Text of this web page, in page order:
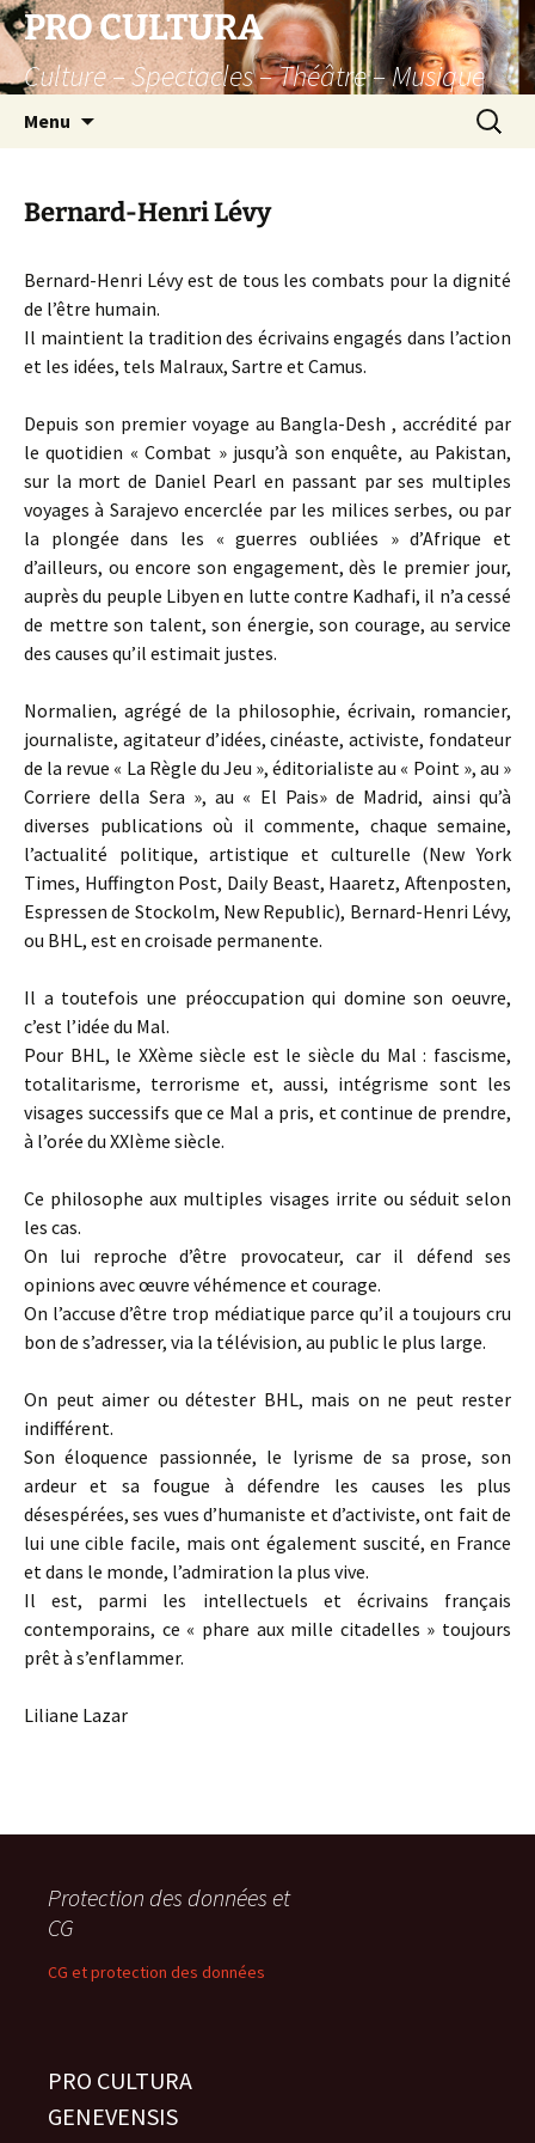
Aller
au
contenu
PRO CULTURA
Culture – Spectacles – Théâtre – Musique
Menu
Bernard-Henri Lévy
Bernard-Henri Lévy est de tous les combats pour la dignité
de l’être humain.
Il maintient la tradition des écrivains engagés dans l’action
et les idées, tels Malraux, Sartre et Camus.
Depuis son premier voyage au Bangla-Desh , accrédité par
le quotidien « Combat » jusqu’à son enquête, au Pakistan,
sur la mort de Daniel Pearl en passant par ses multiples
voyages à Sarajevo encerclée par les milices serbes, ou par
la plongée dans les « guerres oubliées » d’Afrique et
d’ailleurs, ou encore son engagement, dès le premier jour,
auprès du peuple Libyen en lutte contre Kadhafi, il n’a cessé
de mettre son talent, son énergie, son courage, au service
des causes qu’il estimait justes.
Normalien, agrégé de la philosophie, écrivain, romancier,
journaliste, agitateur d’idées, cinéaste, activiste, fondateur
de la revue « La Règle du Jeu », éditorialiste au « Point », au »
Corriere della Sera », au « El Pais» de Madrid, ainsi qu’à
diverses publications où il commente, chaque semaine,
l’actualité politique, artistique et culturelle (New York
Times, Huffington Post, Daily Beast, Haaretz, Aftenposten,
Espressen de Stockolm, New Republic), Bernard-Henri Lévy,
ou BHL, est en croisade permanente.
Il a toutefois une préoccupation qui domine son oeuvre,
c’est l’idée du Mal.
Pour BHL, le XXème siècle est le siècle du Mal : fascisme,
totalitarisme, terrorisme et, aussi, intégrisme sont les
visages successifs que ce Mal a pris, et continue de prendre,
à l’orée du XXIème siècle.
Ce philosophe aux multiples visages irrite ou séduit selon
les cas.
On lui reproche d’être provocateur, car il défend ses
opinions avec œuvre véhémence et courage.
On l’accuse d’être trop médiatique parce qu’il a toujours cru
bon de s’adresser, via la télévision, au public le plus large.
On peut aimer ou détester BHL, mais on ne peut rester
indifférent.
Son éloquence passionnée, le lyrisme de sa prose, son
ardeur et sa fougue à défendre les causes les plus
désespérées, ses vues d’humaniste et d’activiste, ont fait de
lui une cible facile, mais ont également suscité, en France
et dans le monde, l’admiration la plus vive.
Il est, parmi les intellectuels et écrivains français
contemporains, ce « phare aux mille citadelles » toujours
prêt à s’enflammer.
Liliane Lazar
Protection des données et
CG
CG et protection des données
PRO CULTURA
GENEVENSIS